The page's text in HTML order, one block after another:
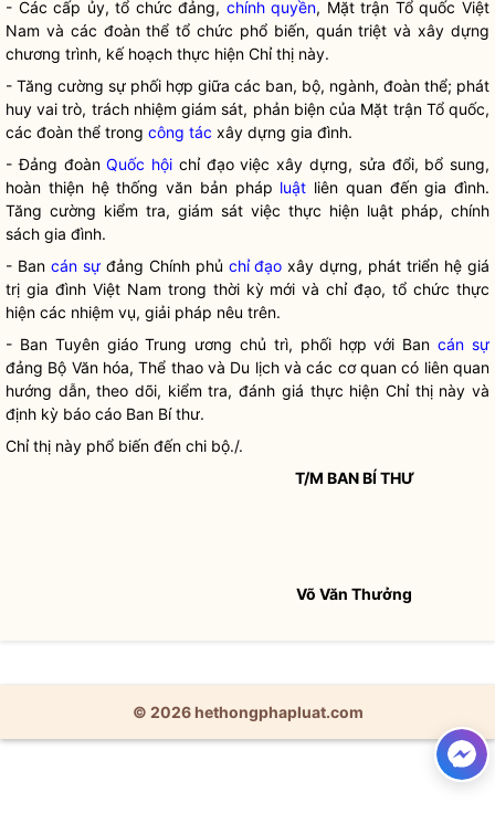
- Các cấp ủy, tổ chức đảng, chính quyền, Mặt trận Tổ quốc Việt
Nam và các đoàn thể tổ chức phổ biến, quán triệt và xây dựng
chương trình, kế hoạch thực hiện Chỉ thị này.
- Tăng cường sự phối hợp giữa các ban, bộ, ngành, đoàn thể; phát
huy vai trò, trách nhiệm giám sát, phản biện của Mặt trận Tổ quốc,
các đoàn thể trong công tác xây dựng gia đình.
- Đảng đoànQuốc hội chỉ đạoviệc xây dựng, sửa đổi, bổ sung,
hoàn thiện hệ thống văn bản pháp luật liên quan đến gia đình.
Tăng cường kiểm tra, giám sát việc thực hiện luật pháp, chính
sách gia đình.
- Ban cán sựđảng Chính phủ chỉ đạo xây dựng, phát triển hệ giá
trị gia đình Việt Nam trong thời kỳ mới vàchỉ đạo, tổ chức thực
hiện các nhiệm vụ, giải pháp nêu trên.
- Ban Tuyên giáo Trung ương chủ trì, phối hợp với Bancán sự
đảng Bộ Văn hóa, Thể thao và Du lịch và các cơ quan có liên quan
hướng dẫn, theo dõi, kiểm tra, đánh giá thực hiện Chỉ thị này và
định kỳ báo cáo Ban Bí thư.
Chỉ thị này phổ biến đến chi bộ./.
T/M BAN BÍ THƯ
Võ Văn Thưởng
© 2026 hethongphapluat.com